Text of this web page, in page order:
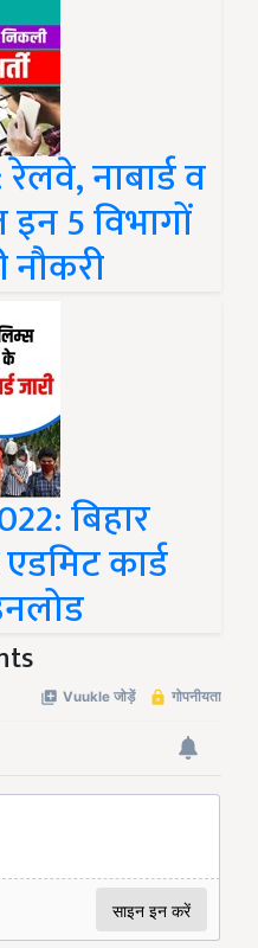
नाबार्ड व
5 विभागों
बिहार
कार्ड